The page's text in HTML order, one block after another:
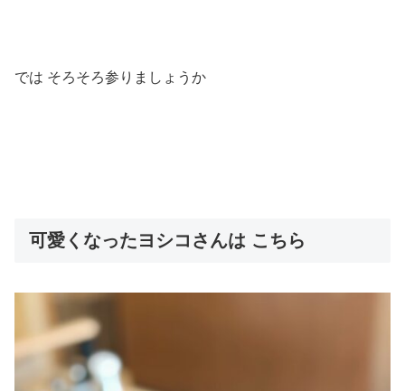
では そろそろ参りましょうか
可愛くなったヨシコさんは こちら